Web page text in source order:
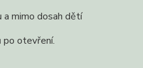
a mimo dosah dětí
otevření.